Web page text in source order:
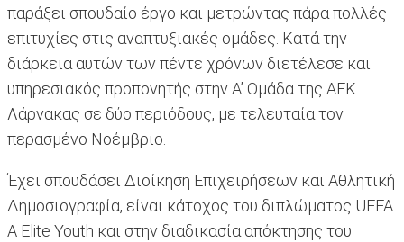
παράξει σπουδαίο έργο και μετρώντας πάρα πολλές
επιτυχίες στις αναπτυξιακές ομάδες. Κατά την
διάρκεια αυτών των πέντε χρόνων διετέλεσε και
υπηρεσιακός προπονητής στην Α’ Ομάδα της ΑΕΚ
Λάρνακας σε δύο περιόδους, με τελευταία τον
περασμένο Νοέμβριο.
Έχει σπουδάσει Διοίκηση Επιχειρήσεων και Αθλητική
Δημοσιογραφία, είναι κάτοχος του διπλώματος UEFA
A Elite Youth και στην διαδικασία απόκτησης του